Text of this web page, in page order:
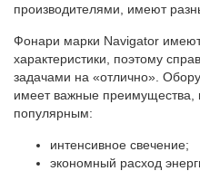
производителями, имеют
Фонари марки Navigator
характеристики, поэтому
задачами на «отлично».
имеет важные преимущества,
популярным:
интенсивное свечение;
экономный расход